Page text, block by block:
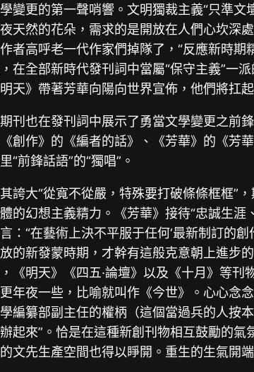
變更的第一聲哨響。文明獨裁主義“只準
天然的花朵，需求的是開放在人們心坎深
者高呼老一代作家們掉隊了，“反應新時
在全部新時代發刊詞中當屬“保守主義”一
天》帶著芳華向陽向世界宣佈，他們將扛
刊也在發刊詞中展示了勇當文學變更之
創作》的《編者的話》、《芳華》的《芳
“前鋒話語”的“獨唱”。
誇大“從寬不從嚴，特殊要打破條條框框”
的幻想主義精力。《芳華》接待“忠誠生
：“在藝術上決不平服于任何‘最新制訂的
的新發蒙時期，才幹有這般克意朝上進步
《明天》《四五·論壇》以及《十月》等
年夜一些，比喻就叫作《今世》。心心念
編纂部副主任的權柄（這個當過兵的人按
起來”。恰是在這種新創刊物相互鼓勵的
文先生產空間也得以睜開。重生的生氣開